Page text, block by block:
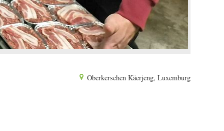
Oberkerschen Käerjeng, Luxemburg